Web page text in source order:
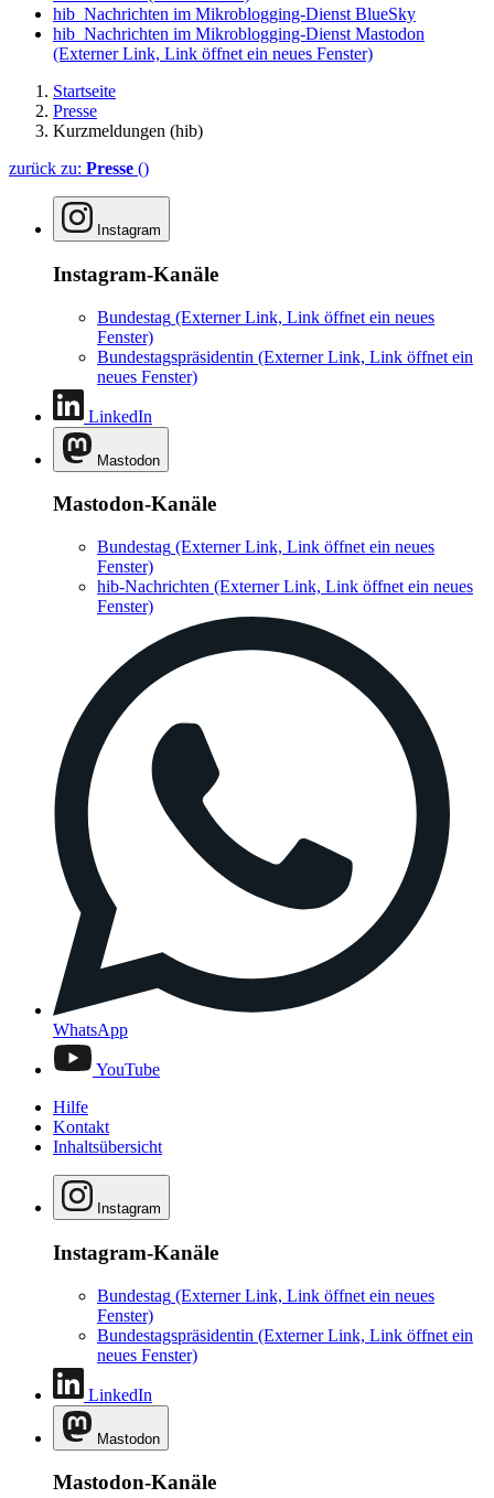
hib_Nachrichten im Mikroblogging-Dienst BlueSky
hib_Nachrichten im Mikroblogging-Dienst Mastodon
(Externer Link, Link öffnet ein neues Fenster)
Startseite
Presse
Kurzmeldungen (hib)
zurück zu: Presse ()
Instagram
Instagram-Kanäle
Bundestag (Externer Link, Link öffnet ein neues
Fenster)
Bundestagspräsidentin (Externer Link, Link öffnet ein
neues Fenster)
LinkedIn
Mastodon
Mastodon-Kanäle
Bundestag (Externer Link, Link öffnet ein neues
Fenster)
hib-Nachrichten (Externer Link, Link öffnet ein neues
Fenster)
WhatsApp
YouTube
Hilfe
Kontakt
Inhaltsübersicht
Instagram
Instagram-Kanäle
Bundestag (Externer Link, Link öffnet ein neues
Fenster)
Bundestagspräsidentin (Externer Link, Link öffnet ein
neues Fenster)
LinkedIn
Mastodon
Mastodon-Kanäle